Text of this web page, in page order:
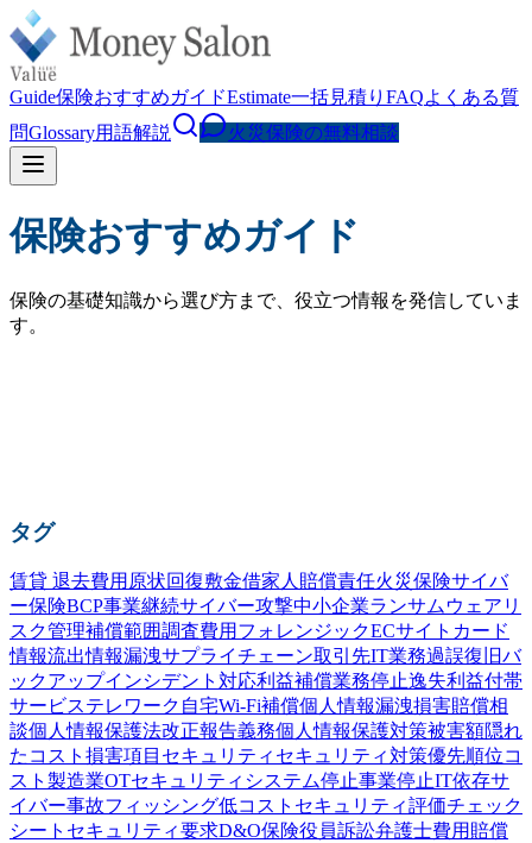
Guide保険おすすめガイドEstimate一括見積り FAQよくある質
問Glossary用語解説 火災保険の無料相談
保険おすすめガイド
保険の基礎知識から選び方まで、役立つ情報を発信していま
す。
タグ
賃貸 退去費用 原状回復敷金借家人賠償責任火災保険サイバ
ー保険BCP事業継続サイバー攻撃中小企業ランサムウェア リ
スク管理補償範囲調査費用 フォレンジックECサイト カード
情報流出情報漏洩サプライチェーン取引先IT業務過誤復旧バ
ックアップインシデント対応利益補償業務停止逸失利益付帯
サービステレワーク 自宅Wi-Fi補償個人情報漏洩損害賠償相
談個人情報保護法改正報告義務個人情報保護対策被害額隠れ
たコスト 損害項目 セキュリティ セキュリティ対策優先順位コ
スト 製造業OTセキュリティ システム停止事業停止IT依存サ
イバー事故フィッシング低コスト セキュリティ評価チェック
シート セキュリティ要求D&O保険役員訴訟弁護士費用 賠償